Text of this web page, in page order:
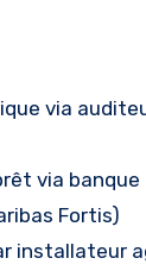
via
via banque
Fortis)
installateur